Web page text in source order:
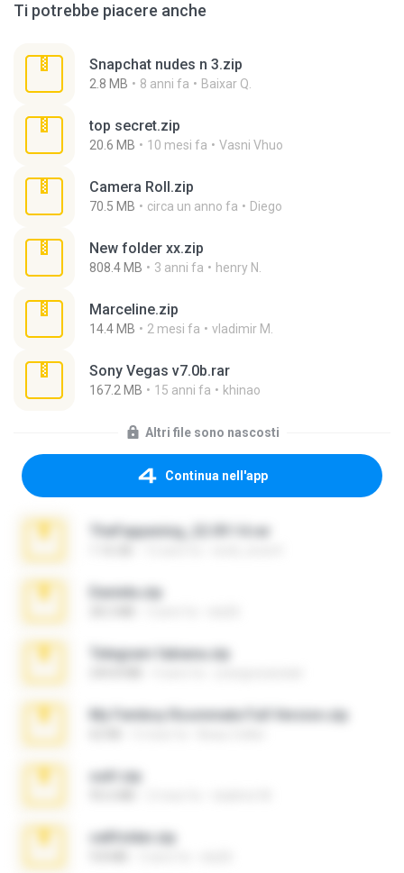
Ti potrebbe piacere anche
Snapchat nudes n 3.zip
2.8 MB 8 anni fa Baixar Q.
top secret.zip
20.6 MB 10 mesi fa Vasni Vhuo
Camera Roll.zip
70.5 MB circa un anno fa Diego
New folder xx.zip
808.4 MB 3 anni fa henry N.
Marceline.zip
14.4 MB 2 mesi fa vladimir M.
Sony Vegas v7.0b.rar
167.2 MB 15 anni fa khinao
Altri file sono nascosti
Continua nell'app
TheFappening_22.09.14.rar
Daniela.zip
Telegram fabiana.zip
My Femboy Roommate Full Version.zip
ouh!.zip
cellfolder.zip